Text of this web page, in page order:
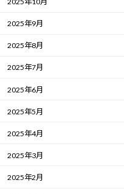
2025年9月
2025年8月
2025年7月
2025年6月
2025年5月
2025年4月
2025年3月
2025年2月